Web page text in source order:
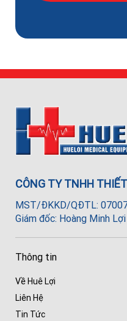
CÔNG TY TNHH
MST/ĐKKD/QĐTL:
Giám đốc: Hoàng Minh Lợi
Thông tin
Về Huê Lợi
Liên Hệ
Tin Tức